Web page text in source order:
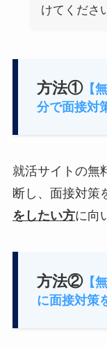
けてくださ
方法①【
分で面接対
就活サイトの無
断し、面接対策
をしたい方に向
方法②【
に面接対策